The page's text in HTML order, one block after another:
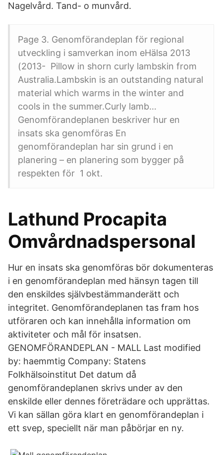
Nagelvård. Tand- o munvård.
Page 3. Genomförandeplan för regional
utveckling i samverkan inom eHälsa 2013
(2013- Pillow in shorn curly lambskin from
Australia.Lambskin is an outstanding natural
material which warms in the winter and
cools in the summer.Curly lamb…
Genomförandeplanen beskriver hur en
insats ska genomföras En
genomförandeplan har sin grund i en
planering – en planering som bygger på
respekten för 1 okt.
Lathund Procapita
Omvårdnadspersonal
Hur en insats ska genomföras bör dokumenteras
i en genomförandeplan med hänsyn tagen till
den enskildes självbestämmanderätt och
integritet. Genomförandeplanen tas fram hos
utföraren och kan innehålla information om
aktiviteter och mål för insatsen.
GENOMFÖRANDEPLAN - MALL Last modified
by: haemmtig Company: Statens
Folkhälsoinstitut Det datum då
genomförandeplanen skrivs under av den
enskilde eller dennes företrädare och upprättas.
Vi kan sällan göra klart en genomförandeplan i
ett svep, speciellt när man påbörjar en ny.